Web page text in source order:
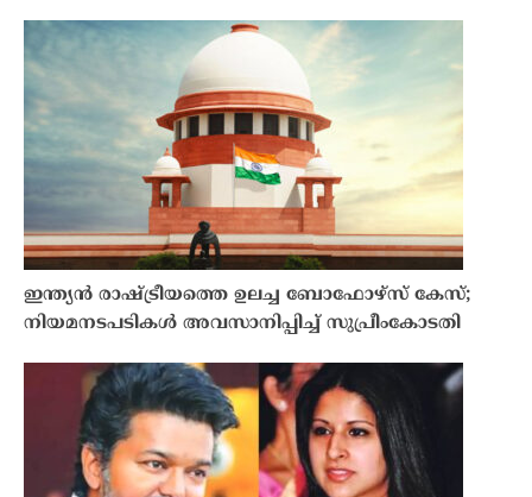
ഇന്ത്യൻ രാഷ്ട്രീയത്തെ ഉലച്ച ബോഫോഴ്‌സ് കേസ്;
നിയമനടപടികൾ അവസാനിപ്പിച്ച് സുപ്രീംകോടതി